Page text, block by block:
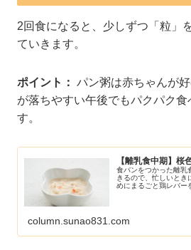
2回食になると、少しずつ「粒」
ていきます。
ポイント： パン粥は赤ちゃんが
が落ちやすい午後でもパクパク
す。
【離乳食中期】桜
食パンをつかった離乳
きるので、忙しいとき
めにまるごと鶏レバー
column.sunao831.com